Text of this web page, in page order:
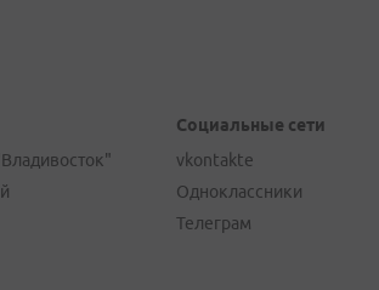
Социальные сети
vkontakte
Одноклассники
Телеграм